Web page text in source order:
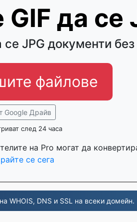
да се
JPG документи
файлове
Google Драйв
след 24 часа
на Pro могат да
се сега
WHOIS, DNS и SSL на всеки домейн.